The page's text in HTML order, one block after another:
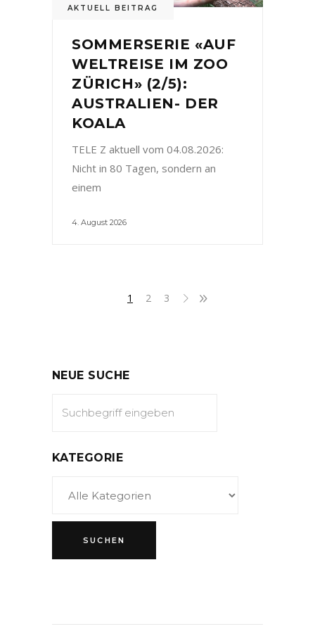
AKTUELL BEITRAG
SOMMERSERIE «AUF
WELTREISE IM ZOO
ZÜRICH» (2/5):
AUSTRALIEN- DER
KOALA
TELE Z aktuell vom 04.08.2026:
Nicht in 80 Tagen, sondern an
einem
4. August 2026
1 2 3
NEUE SUCHE
KATEGORIE